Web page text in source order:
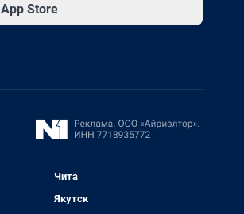
App Store
Чита
Якутск